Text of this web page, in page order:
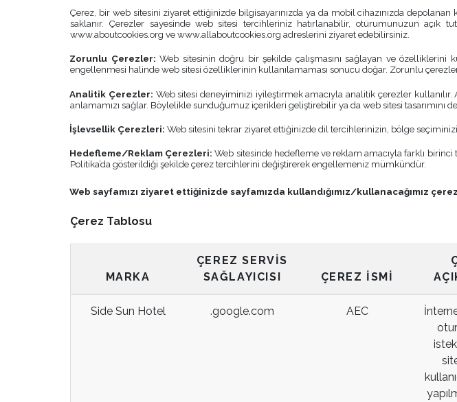
Çerez, bir web sitesini ziyaret ettiğinizde bilgisayarınızda ya da mobil cihazınızda
saklanır. Çerezler sayesinde web sitesi tercihleriniz hatırlanabilir, oturumunuzun
www.aboutcookies.org ve www.allaboutcookies.org adreslerini ziyaret edebilirsiniz.
Zorunlu Çerezler:Web sitesinin doğru bir şekilde çalışmasını sağlayan ve
engellenmesi halinde web sitesi özelliklerinin kullanılamaması sonucu doğar. Zorunlu
Analitik Çerezler: Web sitesi deneyiminizi iyileştirmek amacıyla analitik çerezler kullanılır.
anlamamızı sağlar. Böylelikle sunduğumuz içerikleri geliştirebilir ya da web sitesi tasarımını
İşlevsellik Çerezleri:Web sitesini tekrar ziyaret ettiğinizde dil tercihlerinizin, bölge
Hedefleme/Reklam Çerezleri:Web sitesinde hedefleme ve reklam amacıyla farklı birinci
Politika’da gösterildiği şekilde çerez tercihlerini değiştirerek engellemeniz mümkündür.
Web sayfamızı ziyaret ettiğinizde sayfamızda kullandığımız/kullanacağımız
Çerez Tablosu
MARKA
ÇEREZ SERVIS
SAĞLAYICISI
ÇEREZ İSMI
Side Sun Hotel .google.com AEC